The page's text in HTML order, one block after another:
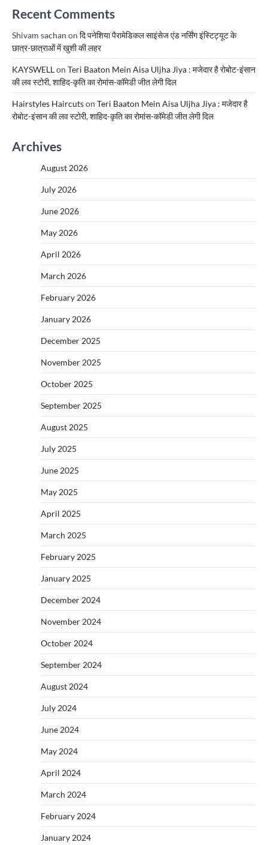
Recent Comments
Shivam sachan on दि पनेशिया पैरामेडिकल साइंसेज एंड नर्सिंग इंस्टिट्यूट के
छात्र-छात्राओं में खुशी की लहर
KAYSWELLon Teri Baaton Mein Aisa Uljha Jiya : मजेदार है रोबोट-इंसान
की लव स्टोरी, शाहिद-कृति का रोमांस-कॉमेडी जीत लेगी दिल
Hairstyles Haircutson Teri Baaton Mein Aisa Uljha Jiya : मजेदार है
रोबोट-इंसान की लव स्टोरी, शाहिद-कृति का रोमांस-कॉमेडी जीत लेगी दिल
Archives
August 2026
July 2026
June 2026
May 2026
April 2026
March 2026
February 2026
January 2026
December 2025
November 2025
October 2025
September 2025
August 2025
July 2025
June 2025
May 2025
April 2025
March 2025
February 2025
January 2025
December 2024
November 2024
October 2024
September 2024
August 2024
July 2024
June 2024
May 2024
April 2024
March 2024
February 2024
January 2024